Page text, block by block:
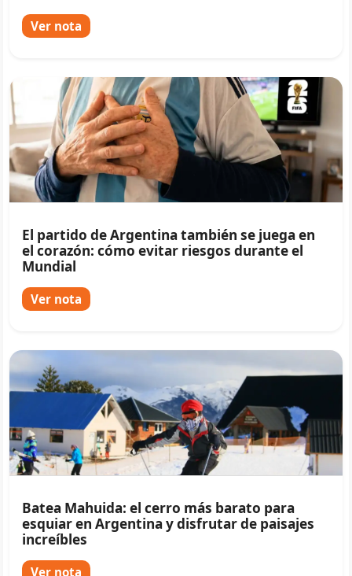
Ver nota
El partido de Argentina también se juega en
el corazón: cómo evitar riesgos durante el
Mundial
Ver nota
Batea Mahuida: el cerro más barato para
esquiar en Argentina y disfrutar de paisajes
increíbles
Ver nota